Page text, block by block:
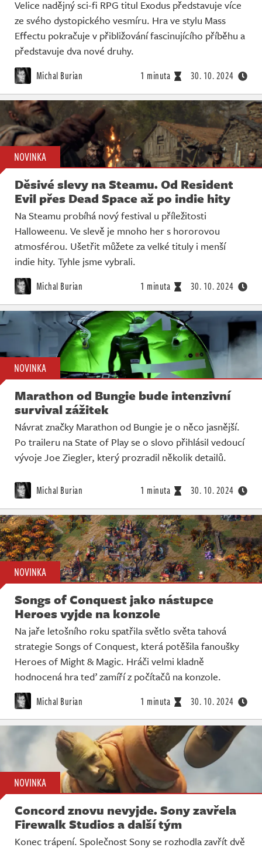
Velice nadějný sci-fi RPG titul Exodus představuje více
ze svého dystopického vesmíru. Hra ve stylu Mass
Effectu pokračuje v přibližování fascinujícího příběhu a
představuje dva nové druhy.
Michal Burian 1 minuta 30. 10. 2024
NOVINKA
Děsivé slevy na Steamu. Od Resident
Evil přes Dead Space až po indie hity
Na Steamu probíhá nový festival u příležitosti
Halloweenu. Ve slevě je mnoho her s hororovou
atmosférou. Ušetřit můžete za velké tituly i menší
indie hity. Tyhle jsme vybrali.
Michal Burian 1 minuta 30. 10. 2024
NOVINKA
Marathon od Bungie bude intenzivní
survival zážitek
Návrat značky Marathon od Bungie je o něco jasnější.
Po traileru na State of Play se o slovo přihlásil vedoucí
vývoje Joe Ziegler, který prozradil několik detailů.
Michal Burian 1 minuta 30. 10. 2024
NOVINKA
Songs of Conquest jako nástupce
Heroes vyjde na konzole
Na jaře letošního roku spatřila světlo světa tahová
strategie Songs of Conquest, která potěšila fanoušky
Heroes of Might & Magic. Hráči velmi kladně
hodnocená hra teď zamíří z počítačů na konzole.
Michal Burian 1 minuta 30. 10. 2024
NOVINKA
Concord znovu nevyjde. Sony zavřela
Firewalk Studios a další tým
Konec trápení. Společnost Sony se rozhodla zavřít dvě